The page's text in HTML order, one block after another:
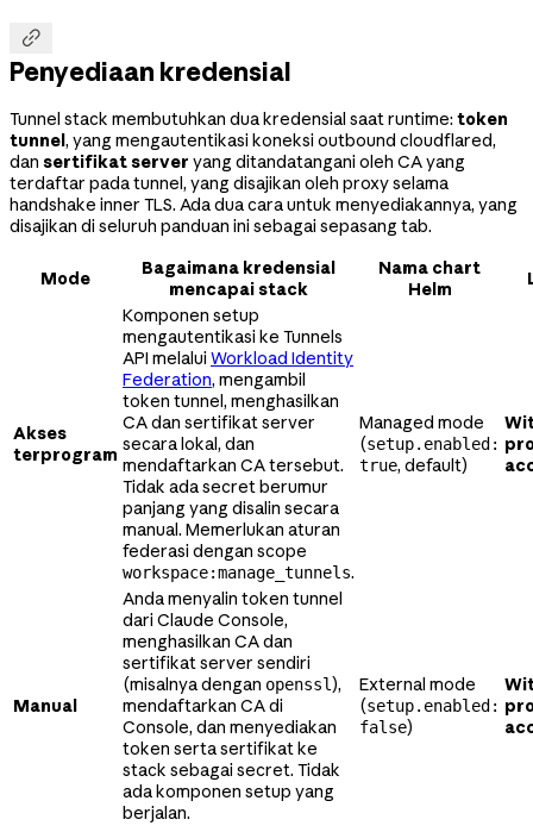

Penyediaan kredensial
Tunnel stack membutuhkan dua kredensial saat runtime: token
tunnel, yang mengautentikasi koneksi outbound cloudflared,
dan sertifikat server yang ditandatangani oleh CA yang
terdaftar pada tunnel, yang disajikan oleh proxy selama
handshake inner TLS. Ada dua cara untuk menyediakannya, yang
disajikan di seluruh panduan ini sebagai sepasang tab.
Mode
Bagaimana kredensial
mencapai stack
Nama chart
Helm
Akses
terprogram
Komponen setup
mengautentikasi ke Tunnels
API melalui Workload Identity
Federation, mengambil
token tunnel, menghasilkan
CA dan sertifikat server
secara lokal, dan
mendaftarkan CA tersebut.
Tidak ada secret berumur
panjang yang disalin secara
manual. Memerlukan aturan
federasi dengan scope
workspace:manage_tunnels.
Managed mode
(setup.enabled:
true, default)
Manual
Anda menyalin token tunnel
dari Claude Console,
menghasilkan CA dan
sertifikat server sendiri
(misalnya dengan openssl),
mendaftarkan CA di
Console, dan menyediakan
token serta sertifikat ke
stack sebagai secret. Tidak
ada komponen setup yang
berjalan.
External mode
(setup.enabled:
false)